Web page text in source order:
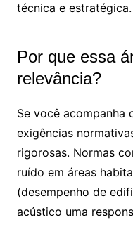
técnica e estratégica.
Por que essa
relevância?
Se você acompanha
exigências
rigorosas. Normas
ruído em áreas
(desempenho de
acústico uma